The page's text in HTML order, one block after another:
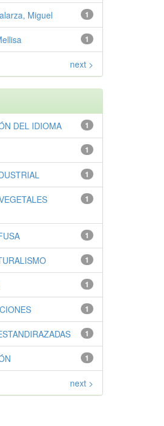
1
Miguel
1
next >
1
DEL IDIOMA
1
1
1
1
1
1
1
1
1
next >